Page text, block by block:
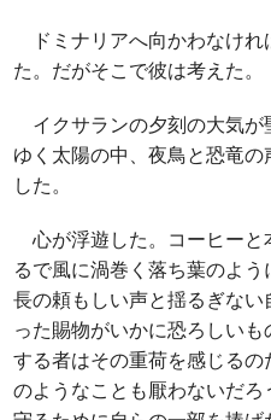
ドミナリアへ向かわなけれ
た。だがそこで彼は考えた。
イクサランの夕刻の大気が
ゆく太陽の中、夜鳥と恐竜
した。
心が浮遊した。コーヒーと
るで風に渦巻く落ち葉のよ
長の頼もしい声と揺るぎな
った賜物がいかに恐ろしい
する者はその重荷を感じる
のようなことも厭わないだ